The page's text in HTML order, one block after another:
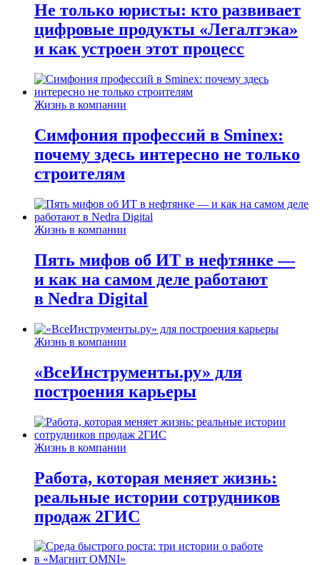
Не только юристы: кто развивает
цифровые продукты «Легалтэка»
и как устроен этот процесс
Жизнь в компании
Симфония профессий в Sminex:
почему здесь интересно не только
строителям
Жизнь в компании
Пять мифов об ИТ в нефтянке —
и как на самом деле работают
в Nedra Digital
Жизнь в компании
«ВсеИнструменты.ру» для
построения карьеры
Жизнь в компании
Работа, которая меняет жизнь:
реальные истории сотрудников
продаж 2ГИС